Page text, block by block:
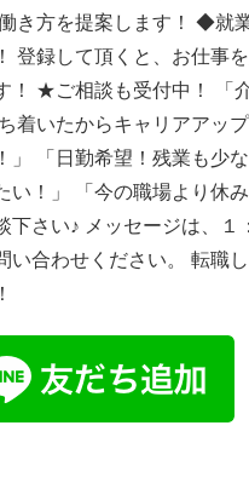
き方を提案します！ ◆就
登録して頂くと、お仕事
！ ★ご相談も受付中！ 「
着いたからキャリアアッ
」 「日勤希望！残業も少
い！」 「今の職場より休
下さい♪ メッセージは、１
い合わせください。 転職